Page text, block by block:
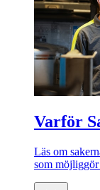
Varför
Läs om
som